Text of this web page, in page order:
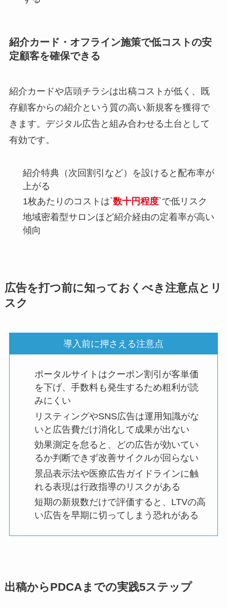
紹介カード・オフライン施策で低コストの安
定顧客を確保できる
紹介カードや店頭チラシは出稿コストが低く、既
存顧客からの紹介という質の高い新規客を獲得で
きます。デジタル広告と組み合わせる土台として
有効です。
紹介特典（次回割引など）を設けると配布率が
上がる
1枚あたりのコストは`数十円程度`で低リスク
地域密着型サロンほど紹介経由の定着率が高い
傾向
広告を打つ前に知っておくべき注意点とリ
スク
導入前に押さえる注意点
ポータルサイトはクーポン割引が客単価
を下げ、手数料も発生するため粗利が読
みにくい
リスティングやSNS広告は運用知識がな
いと広告費だけ消化して成果が出ない
効果測定を怠ると、どの広告が効いてい
るか判断できず改善サイクルが回らない
景品表示法や医療広告ガイドラインに触
れる表現は行政指導のリスクがある
短期の新規数だけで評価すると、LTVの高
い広告を早期に切ってしまう恐れがある
出稿からPDCAまでの実践5ステップ